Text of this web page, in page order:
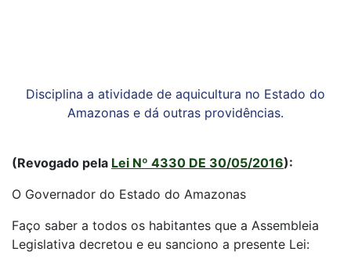
Disciplina a atividade de aquicultura no Estado do
Amazonas e dá outras providências.
(Revogado pela Lei Nº 4330 DE 30/05/2016):
O Governador do Estado do Amazonas
Faço saber a todos os habitantes que a Assembleia
Legislativa decretou e eu sanciono a presente Lei: